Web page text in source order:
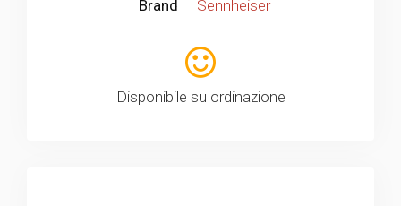
Brand
Sennheiser
Disponibile su ordinazione